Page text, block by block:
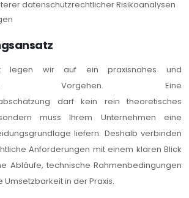
datenschutzrechtlicher Risikoanalysen
legen wir auf ein praxisnahes und
Vorgehen. Eine
darf kein rein theoretisches
muss Ihrem Unternehmen eine
liefern. Deshalb verbinden
Anforderungen mit einem klaren Blick
Abläufe, technische Rahmenbedingungen
in der Praxis.